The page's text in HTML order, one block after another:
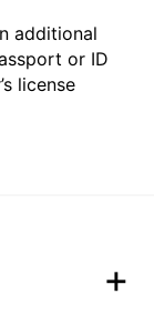
additional
or ID
license